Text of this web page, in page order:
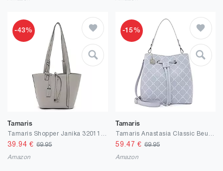
-43%
Tamaris
39.94 €69.95
Amazon
-15%
Tamaris
59.47 € 69.95
Amazon